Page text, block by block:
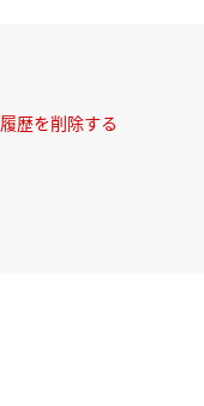
履歴を削除する